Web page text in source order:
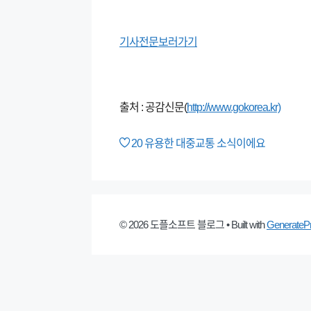
기사전문보러가기
출처 : 공감신문(http://www.gokorea.kr)
20유용한 대중교통 소식이에요
© 2026 도플소프트 블로그• Built with